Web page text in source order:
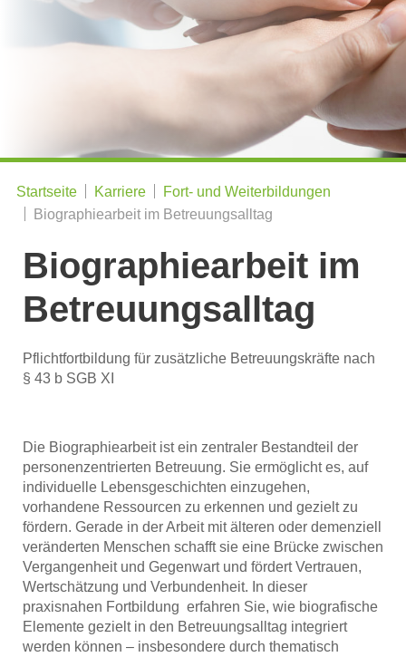
Startseite Karriere
Fort- und Weiterbildungen
Biographiearbeit im Betreuungsalltag
Biographiearbeit im
Betreuungsalltag
Pflichtfortbildung für zusätzliche Betreuungskräfte nach
§ 43 b SGB XI
Die Biographiearbeit ist ein zentraler Bestandteil der
personenzentrierten Betreuung. Sie ermöglicht es, auf
individuelle Lebensgeschichten einzugehen,
vorhandene Ressourcen zu erkennen und gezielt zu
fördern. Gerade in der Arbeit mit älteren oder demenziell
veränderten Menschen schafft sie eine Brücke zwischen
Vergangenheit und Gegenwart und fördert Vertrauen,
Wertschätzung und Verbundenheit. In dieser
praxisnahen Fortbildung erfahren Sie, wie biografische
Elemente gezielt in den Betreuungsalltag integriert
werden können – insbesondere durch thematisch